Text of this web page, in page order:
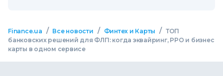
Finance.ua / Все новости / Финтех и Карты / ТОП
банковских решений для ФЛП: когда эквайринг, РРО и бизнес
карты в одном сервисе